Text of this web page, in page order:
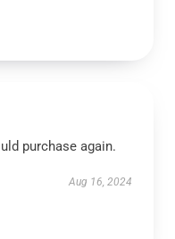
purchase again.
Aug 16, 2024